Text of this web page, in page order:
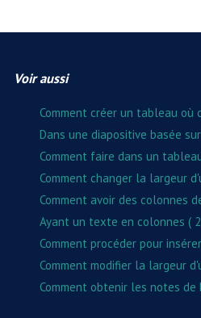
Voir aussi
Comment créer un tableau
Dans une diapositive basée
Comment faire dans un
Comment changer la largeur
Comment avoir des colonnes
Ayant un texte en colonnes (
Comment procéder pour
Comment modifier la largeur
Comment obtenir les notes